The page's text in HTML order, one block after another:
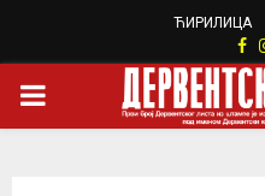
ЋИРИЛИЦА
PRIMARY